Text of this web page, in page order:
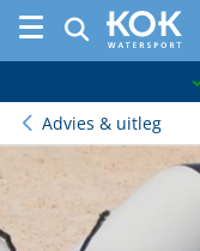
Advies & uitleg